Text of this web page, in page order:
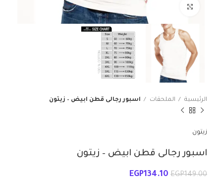
الرئيسية الملحقات اسبور رجالى قطن ابيض – زيتون
زيتون
اسبور رجالى قطن ابيض – زيتون
EGP149.00
EGP134.10